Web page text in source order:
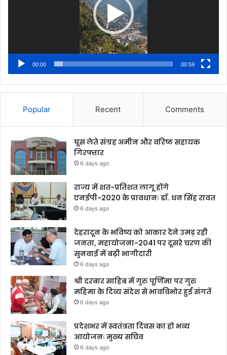
00:00 00:59
Popular Recent Comments
घूस लेते संग्रह अमीन और वरिष्ठ सहायक
गिरफ्तार
6 days ago
राज्य में शत-प्रतिशत लागू होंगे
एनईपी-2020 के प्रावधानः डाॅ. धन सिंह रावत
6 days ago
देहरादून के भविष्य को आकार देने उमड़ रही
जनता, महायोजना-2041 पर दूसरे चरण की
सुनवाई में बढ़ी भागीदारी
6 days ago
श्री दरबार साहिब में गुरु पूर्णिमा पर गुरु
महिमा के दिव्य संदेश से भावविभोर हुई संगतें
6 days ago
प्रदेशभर में स्वतंत्रता दिवस का हो भव्य
आयोजनः मुख्य सचिव
6 days ago